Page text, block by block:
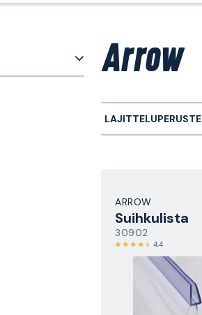
Arrow
LAJITTELUPERUSTE
ARROW
Suihkulista
30902
4,4